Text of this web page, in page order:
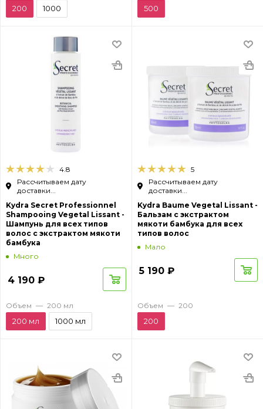
200 1000 500
4.8
Рассчитываем дату
доставки...
Kydra Secret Professionnel
Shampooing Vegetal Lissant -
Шампунь для всех типов
волос с экстрактом мякоти
бамбука
Много
4 190 ₽
Объем — 200 мл
200 мл 1000 мл
5
Рассчитываем дату
доставки...
Kydra Baume Vegetal Lissant -
Бальзам c экстрактом
мякоти бамбука для всех
типов волос
Мало
5 190 ₽
Объем — 200
200